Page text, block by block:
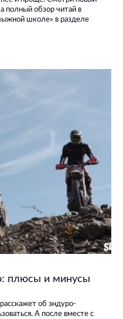
полный обзор читай в
школе» в разделе
плюсы и минусы
об эндуро-
А после вместе с